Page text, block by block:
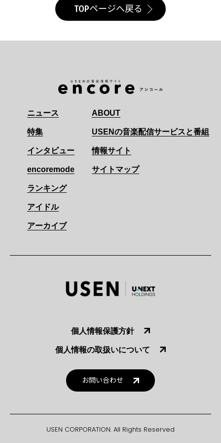
TOPページへ戻る
ニュース
特集
インタビュー
encoremode
ランキング
アイドル
アーカイブ
ABOUT
USENの音楽配信サービスと番組
情報サイト
サイトマップ
個人情報保護方針
個人情報の取扱いについて
お問い合わせ
USEN CORPORATION. All Rights Reserved